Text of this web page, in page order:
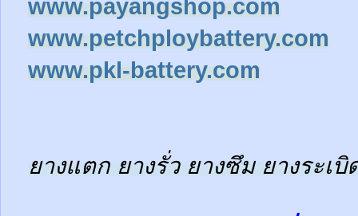
www.payangshop.com
www.petchploybattery.com
www.pkl-battery.com
ยางแตก ยางรั่ว ยางซึม ยางระเบิ